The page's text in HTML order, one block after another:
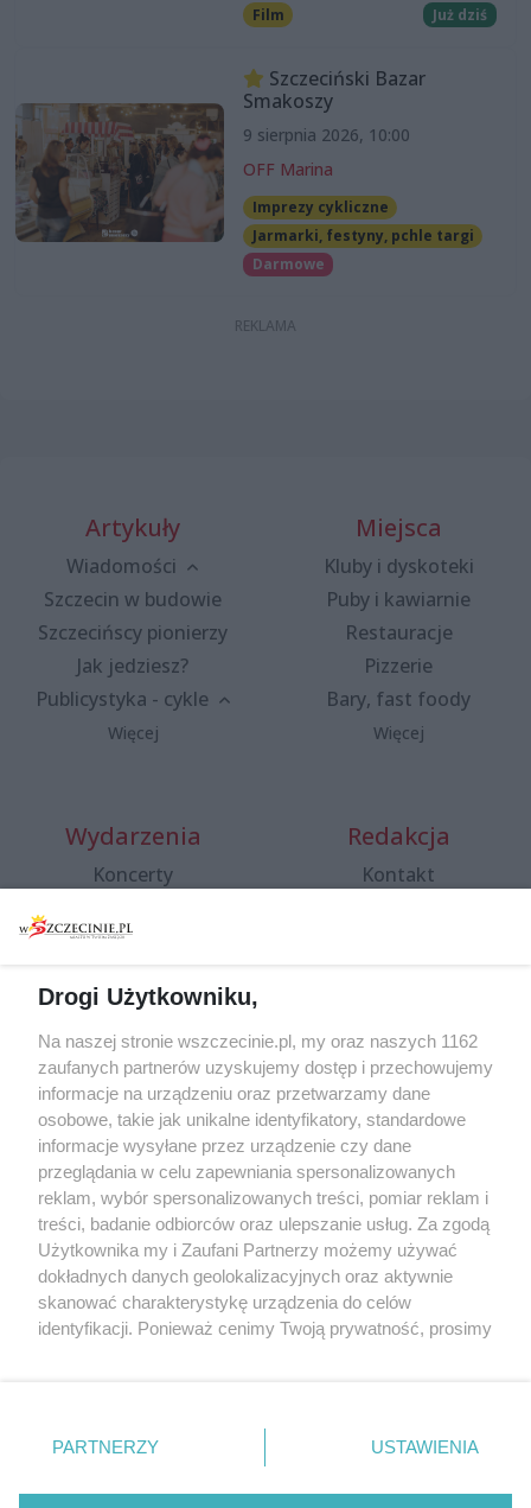
Film Już dziś
Szczeciński Bazar
Smakoszy
9 sierpnia 2026, 10:00
OFF Marina
Imprezy cykliczne
Jarmarki, festyny, pchle targi
Darmowe
Artykuły
Wiadomości
Szczecin w budowie
Szczecińscy pionierzy
Jak jedziesz?
Publicystyka - cykle
Więcej
Miejsca
Kluby i dyskoteki
Puby i kawiarnie
Restauracje
Pizzerie
Bary, fast foody
Więcej
Wydarzenia
Koncerty
Spacery i oprowadzania
targi
Wernisaże
Więcej
Redakcja
Kontakt
Specjalny koncert z okazji
20. urodzin portalu
wSzczecinie.pl
Regulamin konkursów
śniadaniówka "Hej
Szczecin! Jest piątek!"
Partnerzy
Praca Szczecin
© 2026 wSzczecinie.pl
Drogi Użytkowniku,
Na naszej stronie wszczecinie.pl, my oraz naszych 1162
zaufanych partnerów uzyskujemy dostęp i przechowujemy
informacje na urządzeniu oraz przetwarzamy dane
osobowe, takie jak unikalne identyfikatory, standardowe
informacje wysyłane przez urządzenie czy dane
przeglądania w celu zapewniania spersonalizowanych
reklam, wybór spersonalizowanych treści, pomiar reklam i
treści, badanie odbiorców oraz ulepszanie usług. Za zgodą
Użytkownika my i Zaufani Partnerzy możemy używać
dokładnych danych geolokalizacyjnych oraz aktywnie
skanować charakterystykę urządzenia do celów
identyfikacji. Ponieważ cenimy Twoją prywatność, prosimy
prywatności znajdujący się w lewym dolnym rogu strony
. Niektóre rodzaje przetwarzania danych nie wymagają
PARTNERZY USTAWIENIA